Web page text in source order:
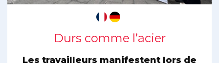
Durs comme l’acier
Les travailleurs manifestent lors de